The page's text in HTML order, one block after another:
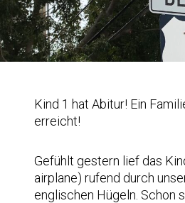
Kind 1 hat Abitur! Ein
erreicht!
Gefühlt gestern lief das
airplane) rufend durch
englischen Hügeln. Schon